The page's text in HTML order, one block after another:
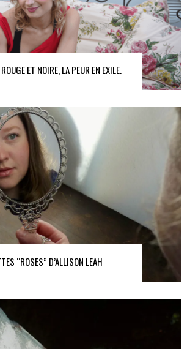
ET NOIRE, LA PEUR EN EXILE.
“ROSES” D’ALLISON LEAH